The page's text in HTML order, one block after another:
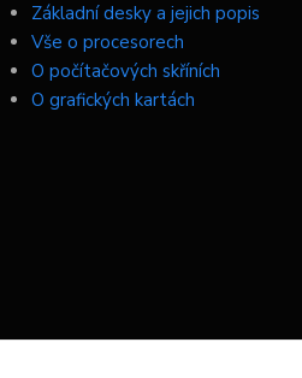
Základní desky a jejich popis
Vše o procesorech
O počítačových skříních
O grafických kartách